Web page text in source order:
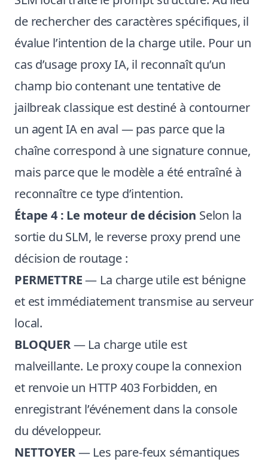
de rechercher des caractères spécifiques, il
évalue l’intention de la charge utile. Pour un
cas d’usage proxy IA, il reconnaît qu’un
champ bio contenant une tentative de
jailbreak classique est destiné à contourner
un agent IA en aval — pas parce que la
chaîne correspond à une signature connue,
mais parce que le modèle a été entraîné à
reconnaître ce type d’intention.
Étape 4 : Le moteur de décision Selon la
sortie du SLM, le reverse proxy prend une
décision de routage :
PERMETTRE— La charge utile est bénigne
et est immédiatement transmise au serveur
local.
BLOQUER— La charge utile est
malveillante. Le proxy coupe la connexion
et renvoie un HTTP 403 Forbidden, en
enregistrant l’événement dans la console
du développeur.
NETTOYER— Les pare-feux sémantiques